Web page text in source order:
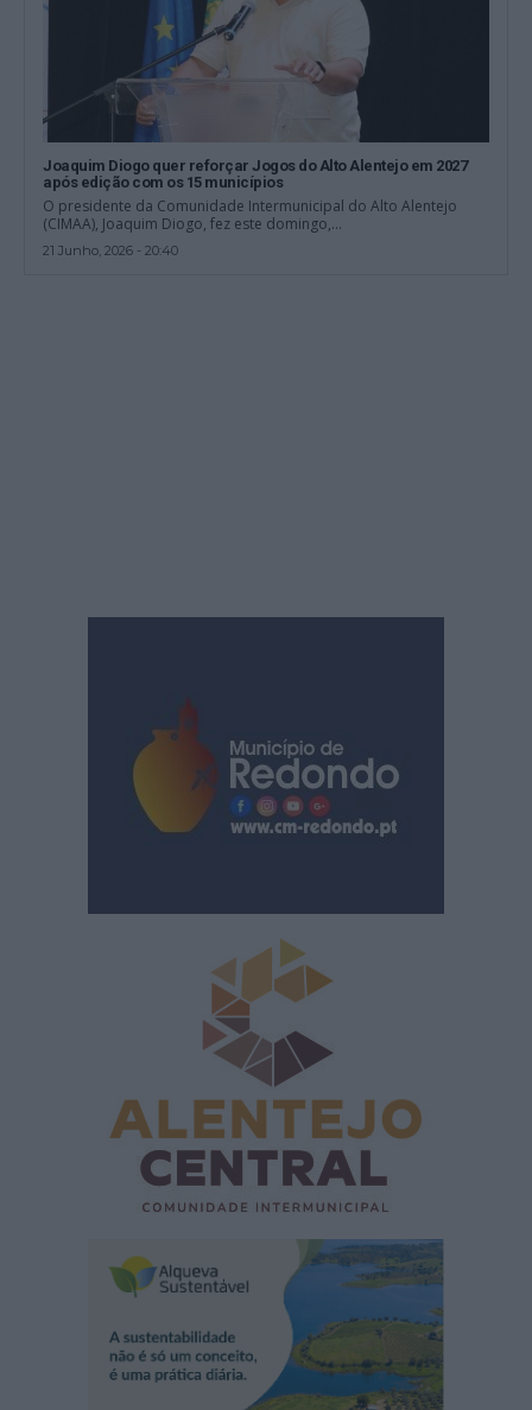
Joaquim Diogo quer reforçar Jogos do Alto Alentejo em 2027
após edição com os 15 municípios
O presidente da Comunidade Intermunicipal do Alto Alentejo
(CIMAA), Joaquim Diogo, fez este domingo,...
21 Junho, 2026 - 20:40